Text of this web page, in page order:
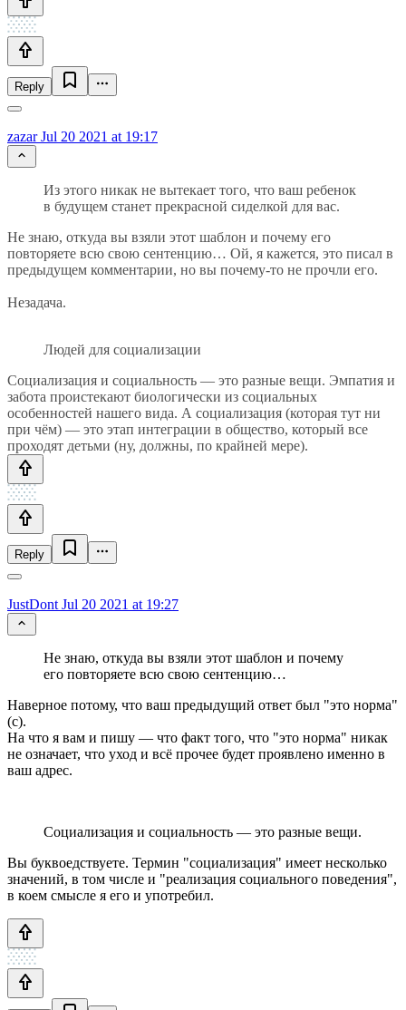
Reply
zazarJul 20 2021 at 19:17
Из этого никак не вытекает того, что ваш ребенок
в будущем станет прекрасной сиделкой для вас.
Не знаю, откуда вы взяли этот шаблон и почему его
повторяете всю свою сентенцию… Ой, я кажется, это писал в
предыдущем комментарии, но вы почему-то не прочли его.
Незадача.
Людей для социализации
Социализация и социальность — это разные вещи. Эмпатия и
забота проистекают биологически из социальных
особенностей нашего вида. А социализация (которая тут ни
при чём) — это этап интеграции в общество, который все
проходят детьми (ну, должны, по крайней мере).
Reply
JustDont Jul 20 2021 at 19:27
Не знаю, откуда вы взяли этот шаблон и почему
его повторяете всю свою сентенцию…
Наверное потому, что ваш предыдущий ответ был "это норма"
(с).
На что я вам и пишу — что факт того, что "это норма" никак
не означает, что уход и всё прочее будет проявлено именно в
ваш адрес.
Социализация и социальность — это разные вещи.
Вы буквоедствуете. Термин "социализация" имеет несколько
значений, в том числе и "реализация социального поведения",
в коем смысле я его и употребил.